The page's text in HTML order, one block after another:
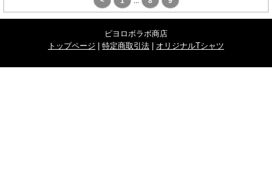
ピヨロボラボ商店
トップページ
特定商取引法 オリジナルTシャツ